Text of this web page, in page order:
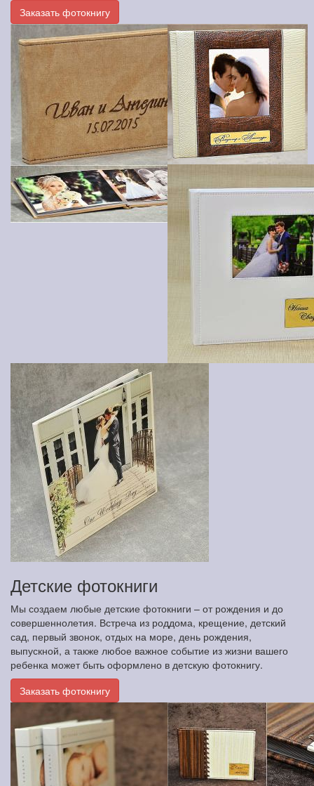
Заказать фотокнигу
Детские фотокниги
Мы создаем любые детские фотокниги – от рождения и до
совершеннолетия. Встреча из роддома, крещение, детский
сад, первый звонок, отдых на море, день рождения,
выпускной, а также любое важное событие из жизни вашего
ребенка может быть оформлено в детскую фотокнигу.
Заказать фотокнигу